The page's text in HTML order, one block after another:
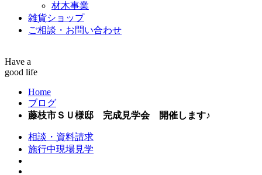
材木事業
雑貨ショップ
ご相談・お問い合わせ
Have a
good life
Home
ブログ
藤枝市ＳＵ様邸 完成見学会 開催します♪
相談・資料請求
施行中現場見学